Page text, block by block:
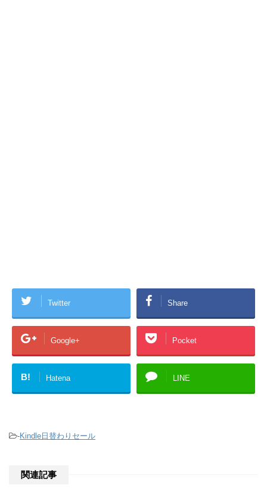
Twitter Share
Google+ Pocket
B! Hatena LINE
-Kindle日替わりセール
関連記事